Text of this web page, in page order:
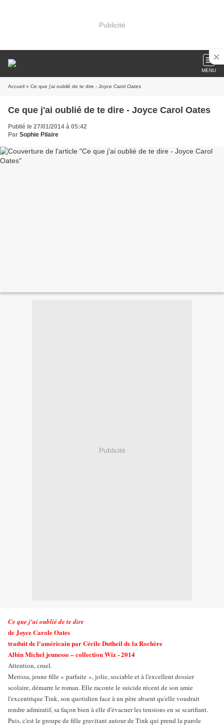
Publicité
MENU
Accueil » Ce que j'ai oublié de te dire - Joyce Carol Oates
Ce que j'ai oublié de te dire - Joyce Carol Oates
Publié le 27/01/2014 à 05:42
Par Sophie Pilaire
Publicité
Ce que j'ai oublié de te dire
de Joyce Carole Oates
traduit de l'américain par Cécile Dutheil de la Rochère
Albin Michel jeunesse – collection Wiz - 2014
Attention, cruel.
Merissa, jeune fille « parfaite », jolie, sociable et à l'excellent dossier
scolaire, démarre le roman. Elle raconte le suicide récent de son amie
l'excentrique Tink, son quotidien face à un père absent qu'elle voudrait
rendre admiratif, sa façon bien à elle d'évacuer les tensions en se scarifiant.
Puis, c'est le groupe de fille gravitant autour de Tink qui prend la parole